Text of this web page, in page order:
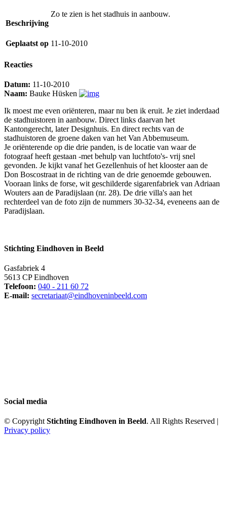
Beschrijving
Zo te zien is het stadhuis in aanbouw.
Geplaatst op 11-10-2010
Reacties
Datum: 11-10-2010
Naam: Bauke Hüsken
Ik moest me even oriënteren, maar nu ben ik eruit. Je ziet inderdaad
de stadhuistoren in aanbouw. Direct links daarvan het
Kantongerecht, later Designhuis. En direct rechts van de
stadhuistoren de groene daken van het Van Abbemuseum.
Je oriënterende op die drie panden, is de locatie van waar de
fotograaf heeft gestaan -met behulp van luchtfoto's- vrij snel
gevonden. Je kijkt vanaf het Gezellenhuis of het klooster aan de
Don Boscostraat in de richting van de drie genoemde gebouwen.
Vooraan links de forse, wit geschilderde sigarenfabriek van Adriaan
Wouters aan de Paradijslaan (nr. 28). De drie villa's aan het
rechterdeel van de foto zijn de nummers 30-32-34, eveneens aan de
Paradijslaan.
Stichting Eindhoven in Beeld
Gasfabriek 4
5613 CP Eindhoven
Telefoon: 040 - 211 60 72
E-mail: secretariaat@eindhoveninbeeld.com
Social media
© CopyrightStichting Eindhoven in Beeld. All Rights Reserved |
Privacy policy